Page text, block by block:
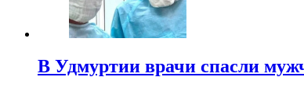
В Удмуртии врачи спасли